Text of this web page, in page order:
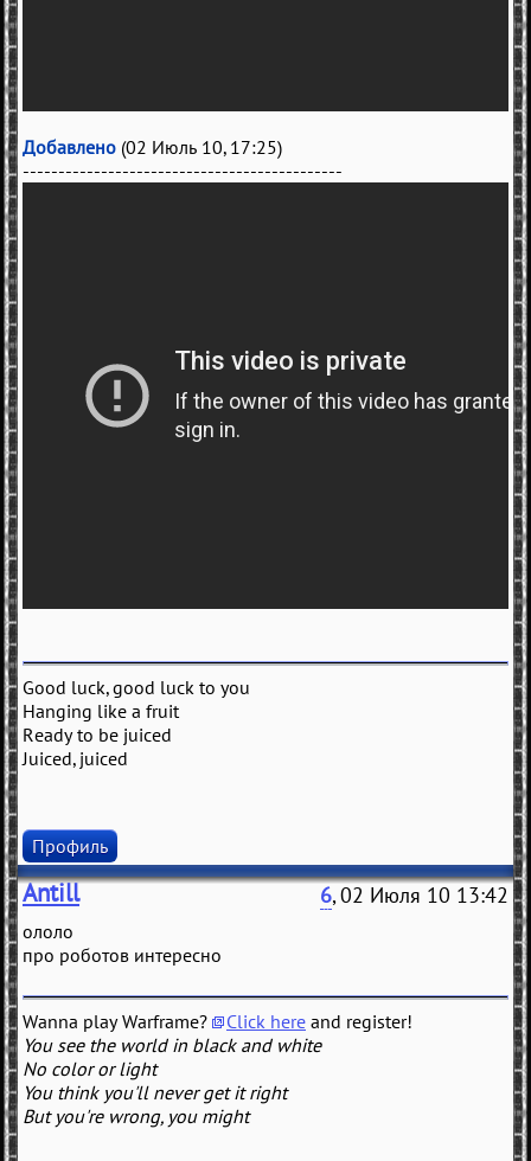
Добавлено (02 Июль 10, 17:25)
---------------------------------------------
Good luck, good luck to you
Hanging like a fruit
Ready to be juiced
Juiced, juiced
Профиль
Antill 6, 02 Июля 10 13:42
ололо
про роботов интересно
Wanna play Warframe? Click here and register!
You see the world in black and white
No color or light
You think you'll never get it right
But you're wrong, you might